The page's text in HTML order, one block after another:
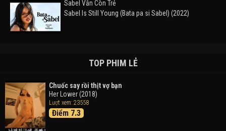
Sabel Vẫn Còn Trẻ
Sabel Is Still Young (Bata pa si Sabel) (2022)
Takas (2024)
Thám Tử Lừng Danh Conan 26: Tàu Ngầm Sắt Màu
Đen
Detective Conan: Black Iron Submarine (2023)
TOP PHIM LẺ
Chuốc say rồi thịt vợ bạn
Her Lower (2018)
Lượt xem: 23558
Điểm 7.3